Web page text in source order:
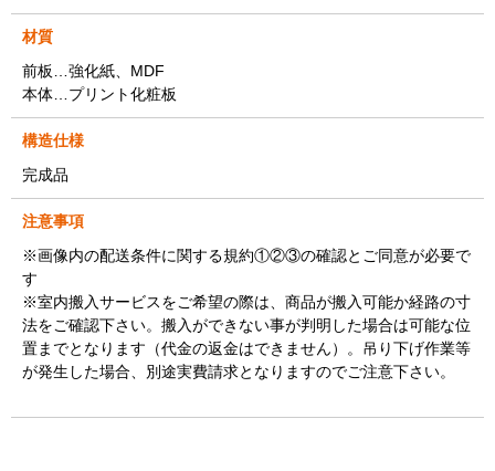
材質
前板…強化紙、MDF
本体…プリント化粧板
構造仕様
完成品
注意事項
※画像内の配送条件に関する規約①②③の確認とご同意が必要で
す
※室内搬入サービスをご希望の際は、商品が搬入可能か経路の寸
法をご確認下さい。搬入ができない事が判明した場合は可能な位
置までとなります（代金の返金はできません）。吊り下げ作業等
が発生した場合、別途実費請求となりますのでご注意下さい。